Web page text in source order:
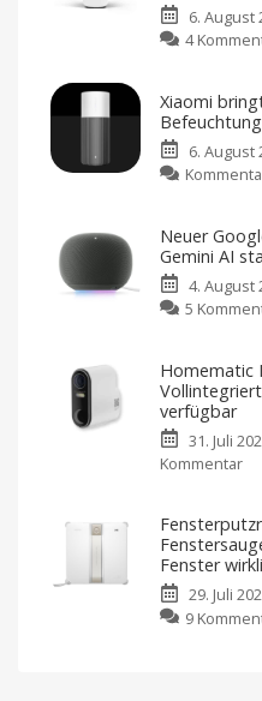
6. August
4
Xiaomi
6. August
Neuer
Gemini AI
4. August
5
Homematic
verfügbar
31. Juli
Kommentar
Fenster
29. Juli
9